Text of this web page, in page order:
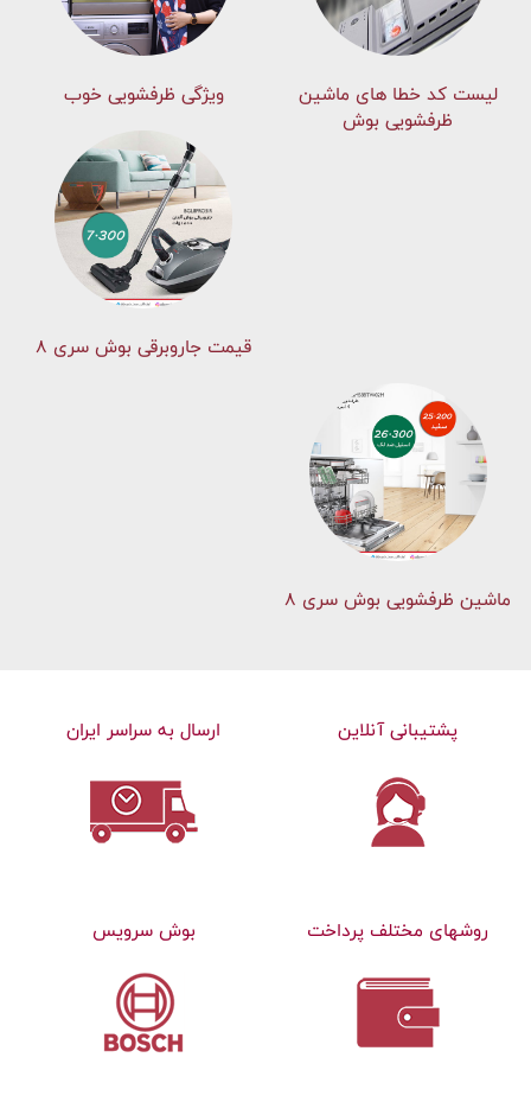
لیست کد خطا های ماشين
ظرفشویی بوش
ویژگی ظرفشویی خوب
قیمت جاروبرقی بوش سری ۸
ماشین ظرفشویی بوش سری 8
پشتیبانی آنلاین ارسال به سراسر ایران
روشهای مختلف پرداخت بوش سرویس